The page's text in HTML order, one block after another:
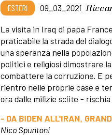
ESTERI 09_03_2021
La visita in Iraq di papa
praticabile la strada del
una speranza nella
politici e religiosi dimostrare
combattere la corruzione. E
rientro nelle proprie case e
ora dalle milizie sciite -
- DA BIDEN ALL'IRAN,
Nico Spuntoni